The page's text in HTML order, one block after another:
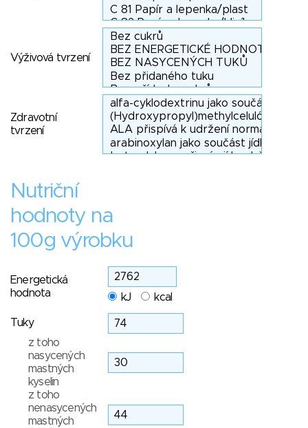
Výživová tvrzení
Zdravotní
tvrzení
Nutriční
hodnoty na
100g výrobku
Energetická
hodnota
kJ kcal
Tuky
z toho
nasycených
mastných
kyselin
z toho
nenasycených
mastných